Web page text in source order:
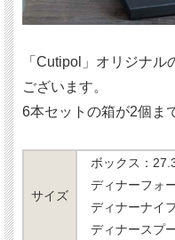
「Cutipol」オリジナ
ございます。
6本セットの箱が2個ま
サイズ
ボックス：
ディナーフォ
ディナーナイ
ディナースプ